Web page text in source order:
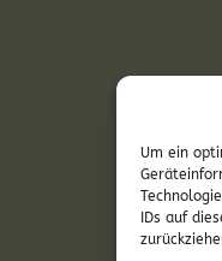
Um ein
IDs auf